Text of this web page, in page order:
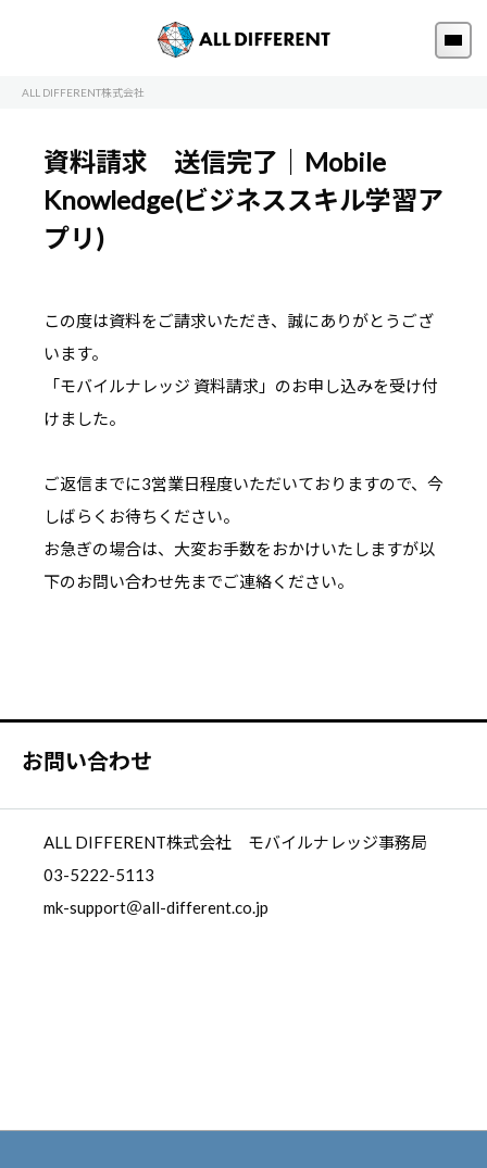
ALL DIFFERENT株式会社
資料請求 送信完了｜Mobile
Knowledge(ビジネススキル学習ア
プリ)
この度は資料をご請求いただき、誠にありがとうござ
います。
「モバイルナレッジ 資料請求」のお申し込みを受け付
けました。
ご返信までに3営業日程度いただいておりますので、今
しばらくお待ちください。
お急ぎの場合は、大変お手数をおかけいたしますが以
下のお問い合わせ先までご連絡ください。
お問い合わせ
ALL DIFFERENT株式会社 モバイルナレッジ事務局
03-5222-5113
mk-support＠all-different.co.jp